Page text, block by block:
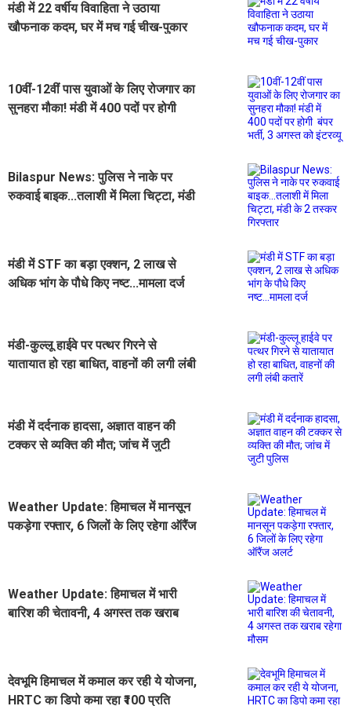
मंडी में 22 वर्षीय विवाहिता ने उठाया
खौफनाक कदम, घर में मच गई चीख-पुकार
10वीं-12वीं पास युवाओं के लिए रोजगार का
सुनहरा मौका! मंडी में 400 पदों पर होगी
‌Bilaspur News: पुलिस ने नाके पर
रुकवाई बाइक...तलाशी में मिला चिट्टा, मंडी
मंडी में STF का बड़ा एक्शन, 2 लाख से
अधिक भांग के पौधे किए नष्ट...मामला दर्ज
मंडी-कुल्लू हाईवे पर पत्थर गिरने से
यातायात हो रहा बाधित, वाहनों की लगी लंबी
मंडी में दर्दनाक हादसा, अज्ञात वाहन की
टक्कर से व्यक्ति की मौत; जांच में जुटी
Weather Update: हिमाचल में मानसून
पकड़ेगा रफ्तार, 6 जिलों के लिए रहेगा ऑरैंज
Weather Update: हिमाचल में भारी
बारिश की चेतावनी, 4 अगस्त तक खराब
देवभूमि हिमाचल में कमाल कर रही ये योजना,
HRTC का डिपो कमा रहा ₹100 प्रति